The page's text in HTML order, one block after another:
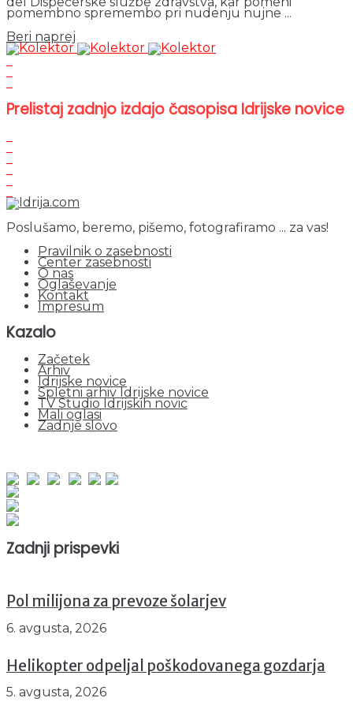
pomembno spremembo pri nudenju nujne ...
Beri naprej
Prelistaj zadnjo izdajo časopisa Idrijske novice
Poslušamo, beremo, pišemo, fotografiramo ... za vas!
Pravilnik o zasebnosti
Center zasebnosti
O nas
Oglaševanje
Kontakt
Impresum
Kazalo
Začetek
Arhiv
Idrijske novice
Spletni arhiv Idrijske novice
TV Studio Idrijskih novic
Mali oglasi
Zadnje slovo
Zadnji prispevki
Pol milijona za prevoze šolarjev
6. avgusta, 2026
Helikopter odpeljal poškodovanega gozdarja
5. avgusta, 2026